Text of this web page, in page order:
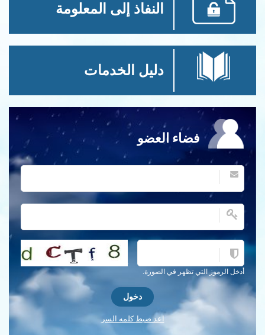
النفاذ إلى المعلومة
دليل الخدمات
فضاء العضو
أدخل الرموز التي تظهر في الصورة.
احصل على كلمة التحقق جديدة!
اعد ضبط كلمه السر